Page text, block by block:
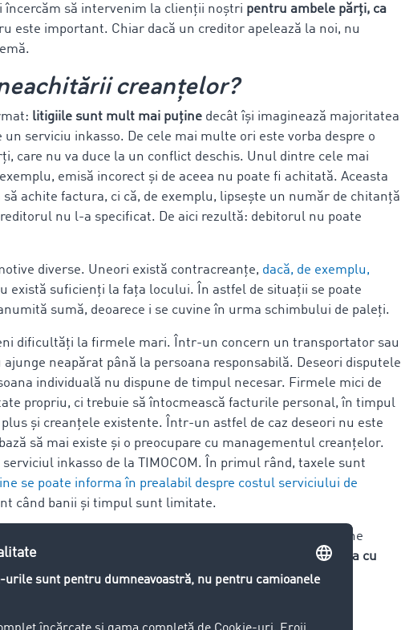
încercăm să intervenim la clienții noștri pentru ambele părți, ca
este important. Chiar dacă un creditor apelează la noi, nu
creanțelor?
litigiile sunt mult mai puține decât își imaginează majoritatea
serviciu inkasso. De cele mai multe ori este vorba despre o
care nu va duce la un conflict deschis. Unul dintre cele mai
emisă incorect și de aceea nu poate fi achitată. Aceasta
achite factura, ci că, de exemplu, lipsește un număr de chitanță
nu l-a specificat. De aici rezultă: debitorul nu poate
diverse. Uneori există contracreanțe, dacă, de exemplu,
există suficienți la fața locului. În astfel de situații se poate
sumă, deoarece i se cuvine în urma schimbului de paleți.
dificultăți la firmele mari. Într-un concern un transportator sau
neapărat până la persoana responsabilă. Deseori disputele
individuală nu dispune de timpul necesar. Firmele mici de
propriu, ci trebuie să întocmească facturile personal, în timpul
și creanțele existente. Într-un astfel de caz deseori nu este
să mai existe și o preocupare cu managementul creanțelor.
inkasso de la TIMOCOM. În primul rând, taxele sunt
se poate informa în prealabil despre costul serviciului de
când banii și timpul sunt limitate.
problemă, comunicarea nu mai funcționează. Aici intervine
astfel intrăm noi în acțiune, deoarece noi
putem comunica cu
un serviciu inkasso?